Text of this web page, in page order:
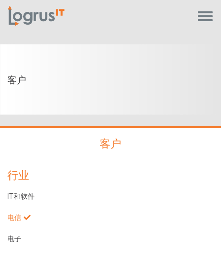
客户
客户
行业
IT和软件
电信
电子